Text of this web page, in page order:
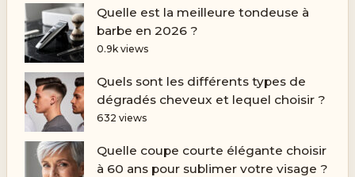
Quelle est la meilleure tondeuse à
barbe en 2026 ?
0.9k views
Quels sont les différents types de
dégradés cheveux et lequel choisir ?
632 views
Quelle coupe courte élégante choisir
à 60 ans pour sublimer votre visage ?